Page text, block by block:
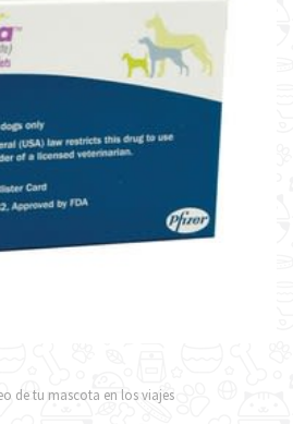
de tu mascota en los viajes